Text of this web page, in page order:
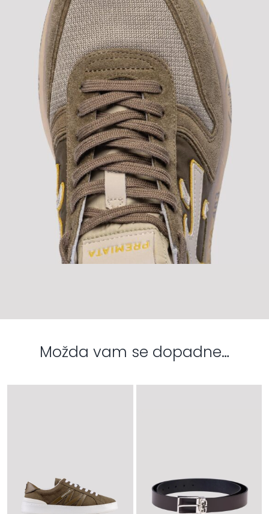
Možda vam se dopadne…